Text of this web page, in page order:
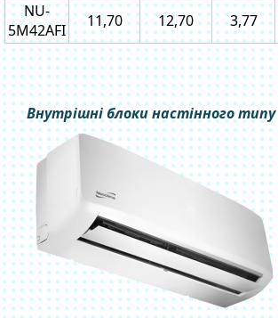
NU-
5M42AFI
11,70 12,70 3,77
Внутрішні блоки настінного типу